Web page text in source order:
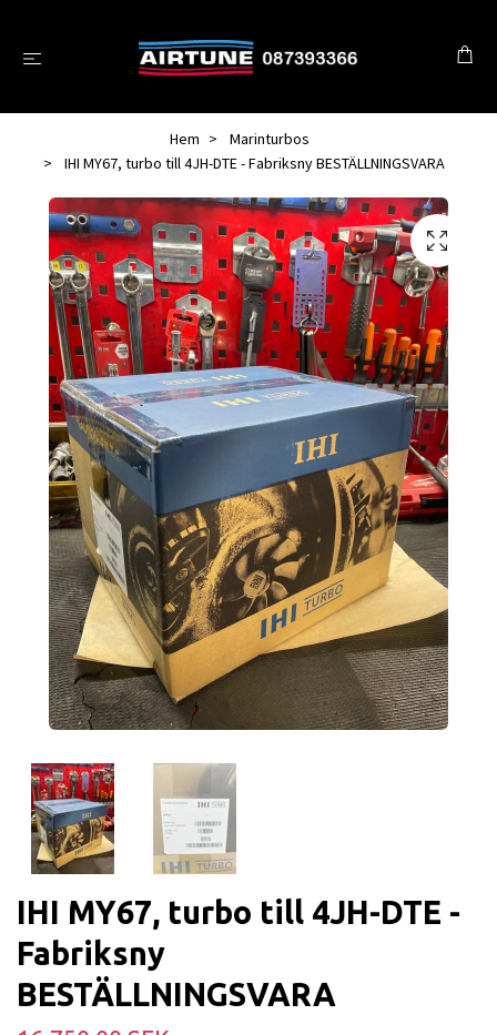
Hem
Marinturbos
IHI MY67, turbo till 4JH-DTE - Fabriksny BESTÄLLNINGSVARA
IHI MY67, turbo till 4JH-DTE -
Fabriksny
BESTÄLLNINGSVARA